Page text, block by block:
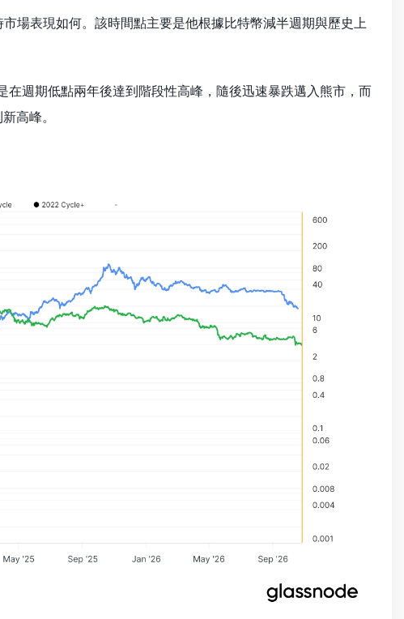
場表現如何。該時間點主要是他根據比特幣減半週期與歷史上
週期低點兩年後達到階段性高峰，隨後迅速暴跌邁入熊市，而
高峰。